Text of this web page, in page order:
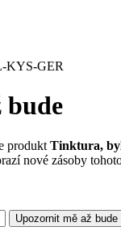
KYS-GER
bude
produkt Tinktura,
nové zásoby
Upozornit mě až bude